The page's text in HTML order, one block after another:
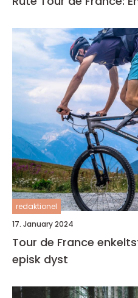
redaktionel
17. January 2024
Tour de France
episk dyst